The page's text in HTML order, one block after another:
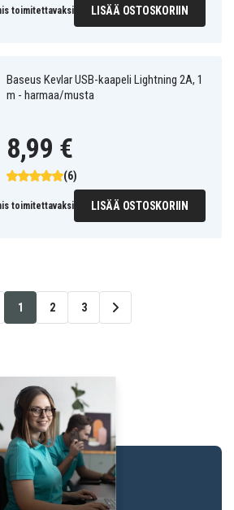
toimitettavaksi LISÄÄ OSTOSKORIIN
Baseus Kevlar USB-kaapeli Lightning 2A, 1
m - harmaa/musta
(6)
8,99 €
toimitettavaksi LISÄÄ OSTOSKORIIN
1 2 3